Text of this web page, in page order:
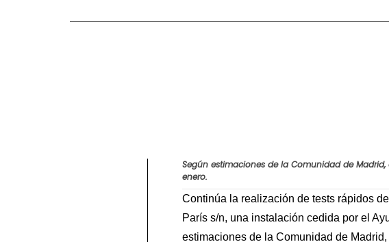
Según estimaciones de la Comunidad de
enero.
Continúa la realización de tests rápidos
París s/n, una instalación cedida por el
estimaciones de la Comunidad de